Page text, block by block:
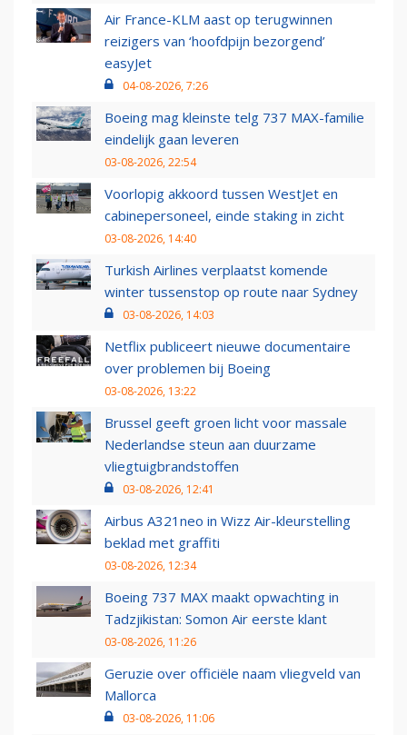
Air France-KLM aast op terugwinnen
reizigers van ‘hoofdpijn bezorgend’
easyJet
04-08-2026, 7:26
Boeing mag kleinste telg 737 MAX-familie
eindelijk gaan leveren
03-08-2026, 22:54
Voorlopig akkoord tussen WestJet en
cabinepersoneel, einde staking in zicht
03-08-2026, 14:40
Turkish Airlines verplaatst komende
winter tussenstop op route naar Sydney
03-08-2026, 14:03
Netflix publiceert nieuwe documentaire
over problemen bij Boeing
03-08-2026, 13:22
Brussel geeft groen licht voor massale
Nederlandse steun aan duurzame
vliegtuigbrandstoffen
03-08-2026, 12:41
Airbus A321neo in Wizz Air-kleurstelling
beklad met graffiti
03-08-2026, 12:34
Boeing 737 MAX maakt opwachting in
Tadzjikistan: Somon Air eerste klant
03-08-2026, 11:26
Geruzie over officiële naam vliegveld van
Mallorca
03-08-2026, 11:06